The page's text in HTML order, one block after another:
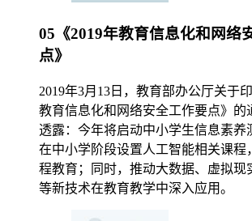
05《2019年教育信息化和网络
点》
2019年3月13日，教育部办公厅关于
教育信息化和网络安全工作要点》的
透露：今年将启动中小学生信息素养
在中小学阶段设置人工智能相关课程
程教育；同时，推动大数据、虚拟现
等新技术在教育教学中深入应用。